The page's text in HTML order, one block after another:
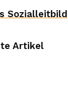
Sozialleitbild
Artikel